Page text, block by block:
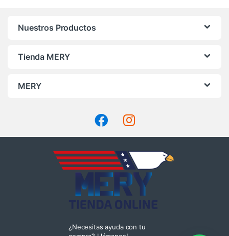
Nuestros Productos
Tienda MERY
MERY
¿Necesitas ayuda con tu